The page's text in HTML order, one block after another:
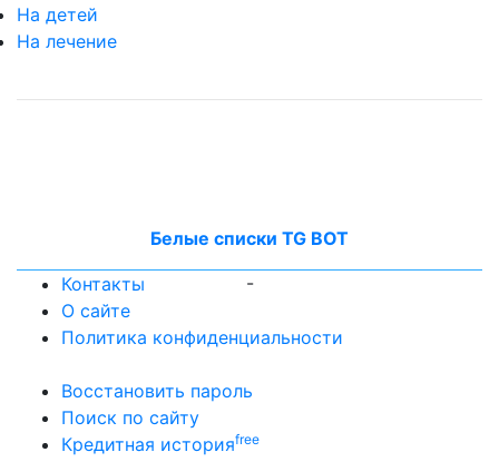
На детей
На лечение
Белые списки TG BOT
-
Контакты
О сайте
Политика конфиденциальности
Восстановить пароль
Поиск по сайту
Кредитная историяfree